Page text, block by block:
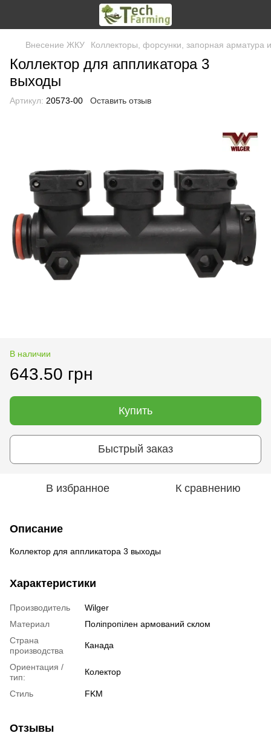
Внесение ЖКУ Коллекторы, форсунки, запорная
Коллектор для аппликатора 3
выходы
Артикул: 20573-00 Оставить отзыв
В наличии
643.50 грн
Купить
Быстрый заказ
В избранное К сравнению
Описание
Коллектор для аппликатора 3 выходы
Характеристики
Производитель
Wilger
Материал
Поліпропілен армований склом
Страна
производства
Канада
Ориентация /
тип:
Колектор
Стиль FKM
Отзывы